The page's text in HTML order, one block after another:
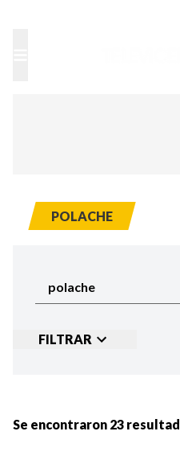
POLACHE
FILTRAR
MÁS
Se encontraron 23